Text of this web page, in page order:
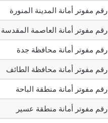
رقم مفوتر أمانة المدينة المنورة
رقم مفوتر أمانة العاصمة المقدسة
رقم مفوتر أمانة محافظة جدة
رقم مفوتر أمانة محافظة الطائف
رقم مفوتر أمانة منطقة الباحة
رقم مفوتر أمانة منطقة عسير